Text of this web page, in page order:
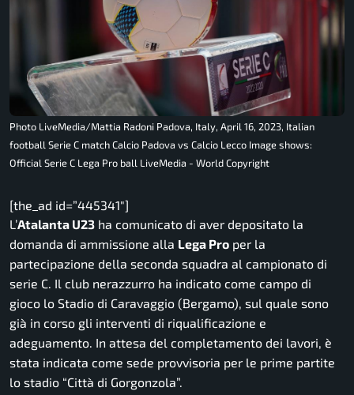
Photo LiveMedia/Mattia Radoni Padova, Italy, April 16, 2023, Italian
football Serie C match Calcio Padova vs Calcio Lecco Image shows:
Official Serie C Lega Pro ball LiveMedia - World Copyright
[the_ad id=”445341″]
L’Atalanta U23 ha comunicato di aver depositato la
domanda di ammissione alla Lega Pro per la
partecipazione della seconda squadra al campionato di
serie C. Il club nerazzurro ha indicato come campo di
gioco lo Stadio di Caravaggio (Bergamo), sul quale sono
già in corso gli interventi di riqualificazione e
adeguamento. In attesa del completamento dei lavori, è
stata indicata come sede provvisoria per le prime partite
lo stadio “Città di Gorgonzola”.